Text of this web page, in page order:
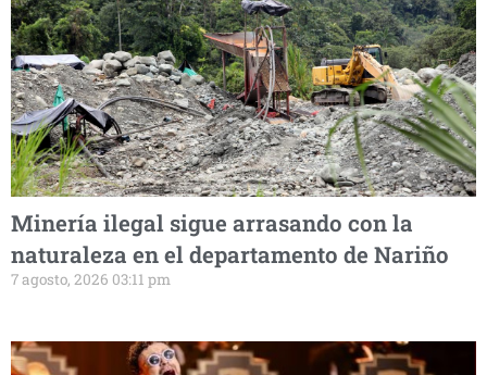
Minería ilegal sigue arrasando con la
naturaleza en el departamento de Nariño
7 agosto, 2026 03:11 pm